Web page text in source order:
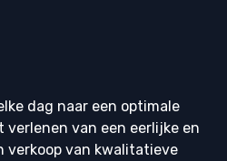
dag naar een optimale
van een eerlijke en
van kwalitatieve